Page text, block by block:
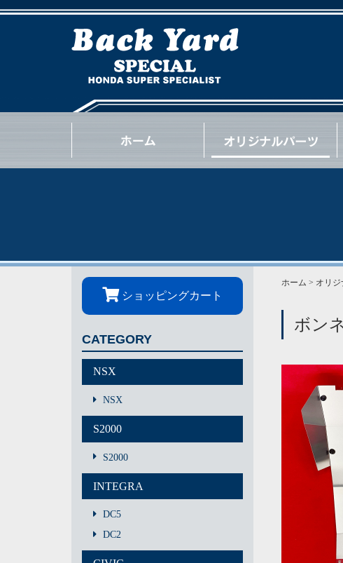
ホーム > オリジ
ボン
ショッピングカート
CATEGORY
NSX
NSX
S2000
S2000
INTEGRA
DC5
DC2